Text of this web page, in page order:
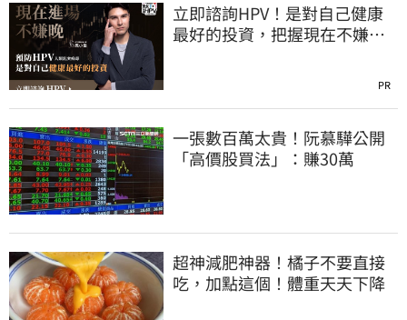
立即諮詢HPV！是對自己健康
最好的投資，把握現在不嫌
PR
一張數百萬太貴！阮慕驊公開
「高價股買法」：賺30萬
超神減肥神器！橘子不要直接
吃，加點這個！體重天天下降